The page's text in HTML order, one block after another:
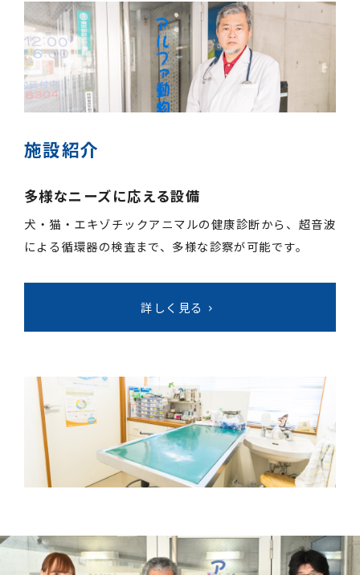
施設紹介
多様なニーズに応える設備
犬・猫・エキゾチックアニマルの健康診断から、超音波
による循環器の検査まで、多様な診察が可能です。
詳しく見る